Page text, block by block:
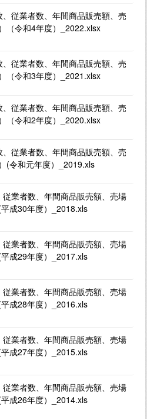
従業者数、年間商品販売額、売
（令和4年度）_2022.xlsx
従業者数、年間商品販売額、売
（令和3年度）_2021.xlsx
従業者数、年間商品販売額、売
（令和2年度）_2020.xlsx
従業者数、年間商品販売額、売
(令和元年度）_2019.xls
業者数、年間商品販売額、売場
成30年度）_2018.xls
業者数、年間商品販売額、売場
成29年度）_2017.xls
業者数、年間商品販売額、売場
成28年度）_2016.xls
業者数、年間商品販売額、売場
成27年度）_2015.xls
業者数、年間商品販売額、売場
成26年度）_2014.xls